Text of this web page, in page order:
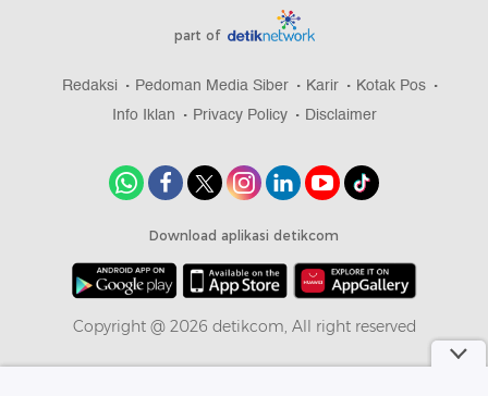
part of
Redaksi Pedoman Media Siber Karir
Kotak Pos
Info Iklan
Privacy Policy Disclaimer
Download aplikasi detikcom
Copyright @ 2026 detikcom, All right reserved